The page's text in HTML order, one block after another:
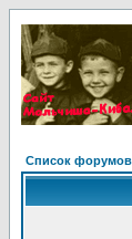
Список